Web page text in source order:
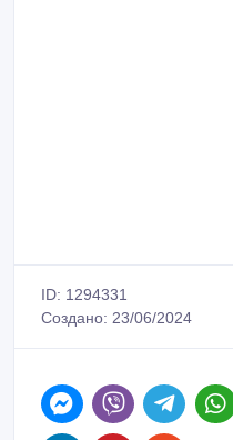
ID: 1294331
Создано: 23/06/2024